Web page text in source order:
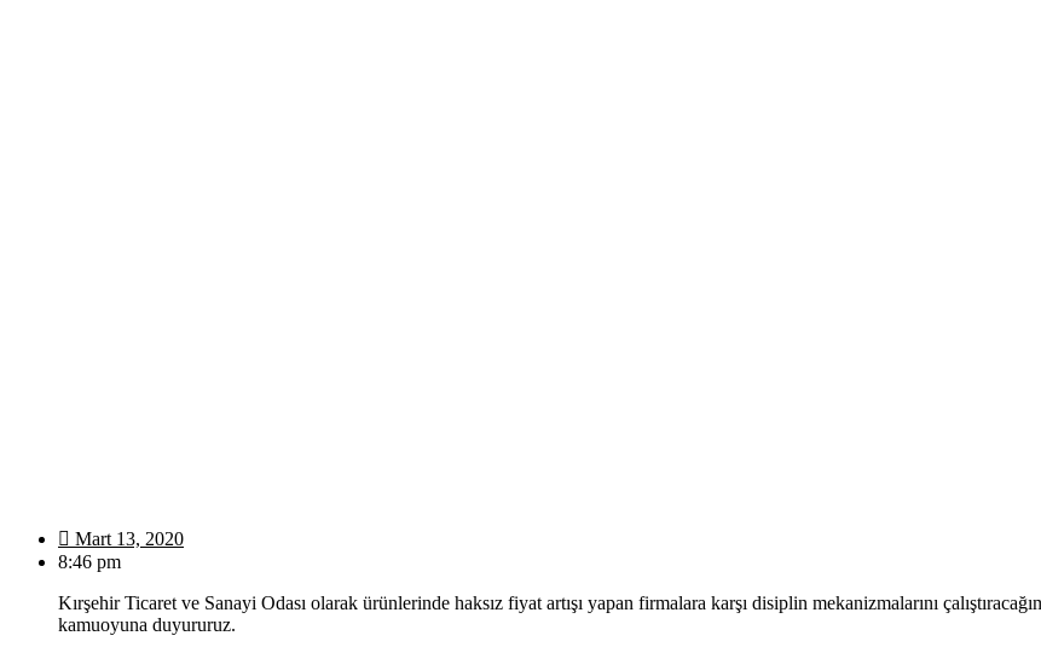
Mart 13, 2020
8:46 pm
Kırşehir Ticaret ve Sanayi Odası olarak ürünlerinde haksız fiyat artışı yapan firmalara karşı disiplin mekanizmalarını
kamuoyuna duyururuz.